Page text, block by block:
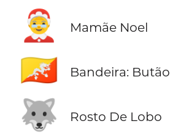
🤶 Mamãe Noel
🇧🇹 Bandeira: Butão
🐺 Rosto De Lobo